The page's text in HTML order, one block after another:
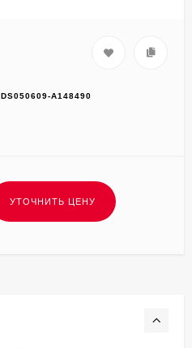
DS050609-A148490